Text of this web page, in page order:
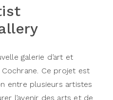
galerie d’art et
Ce projet est
entre plusieurs artistes
l’avenir des arts et de